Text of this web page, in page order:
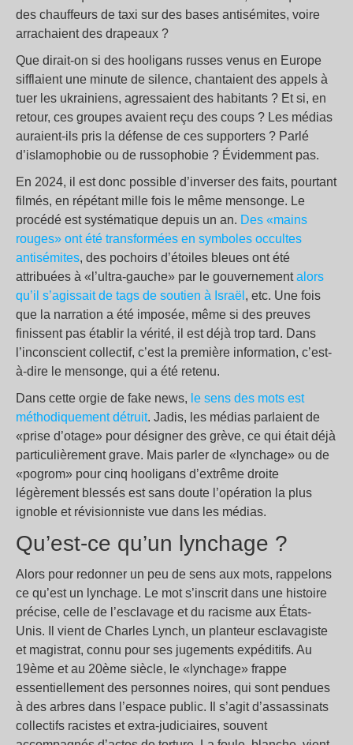
des chauffeurs de taxi sur des bases antisémites, voire
arrachaient des drapeaux ?
Que dirait-on si des hooligans russes venus en Europe
sifflaient une minute de silence, chantaient des appels à
tuer les ukrainiens, agressaient des habitants ? Et si, en
retour, ces groupes avaient reçu des coups ? Les médias
auraient-ils pris la défense de ces supporters ? Parlé
d’islamophobie ou de russophobie ? Évidemment pas.
En 2024, il est donc possible d’inverser des faits, pourtant
filmés, en répétant mille fois le même mensonge. Le
procédé est systématique depuis un an. Des «mains
rouges» ont été transformées en symboles occultes
antisémites, des pochoirs d’étoiles bleues ont été
attribuées à «l’ultra-gauche» par le gouvernementalors
qu’il s’agissait de tags de soutien à Israël , etc. Une fois
que la narration a été imposée, même si des preuves
finissent pas établir la vérité, il est déjà trop tard. Dans
l’inconscient collectif, c’est la première information, c’est-
à-dire le mensonge, qui a été retenu.
Dans cette orgie de fake news, le sens des mots est
méthodiquement détruit. Jadis, les médias parlaient de
«prise d’otage» pour désigner des grève, ce qui était déjà
particulièrement grave. Mais parler de «lynchage» ou de
«pogrom» pour cinq hooligans d’extrême droite
légèrement blessés est sans doute l’opération la plus
ignoble et révisionniste vue dans les médias.
Qu’est-ce qu’un lynchage ?
Alors pour redonner un peu de sens aux mots, rappelons
ce qu’est un lynchage. Le mot s’inscrit dans une histoire
précise, celle de l’esclavage et du racisme aux États-
Unis. Il vient de Charles Lynch, un planteur esclavagiste
et magistrat, connu pour ses jugements expéditifs. Au
19ème et au 20ème siècle, le «lynchage» frappe
essentiellement des personnes noires, qui sont pendues
à des arbres dans l’espace public. Il s’agit d’assassinats
collectifs racistes et extra-judiciaires, souvent